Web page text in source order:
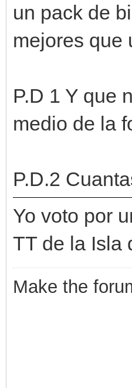
un pack de
mejores que
P.D 1 Y que
medio de la
P.D.2
Yo voto por
TT de la Isla
Make the